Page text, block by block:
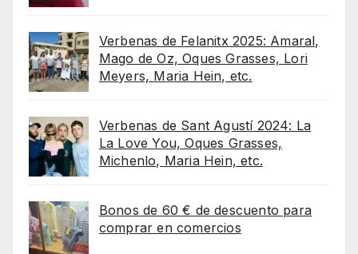
Verbenas de Felanitx 2025: Amaral,
Mago de Oz, Oques Grasses, Lori
Meyers, Maria Hein, etc.
Verbenas de Sant Agustí 2024: La
La Love You, Oques Grasses,
Michenlo, Maria Hein, etc.
Bonos de 60 € de descuento para
comprar en comercios